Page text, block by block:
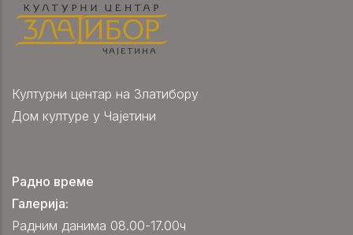
Културни центар на Златибору
Дом културе у Чајетини
Радно време
Галерија:
Радним данима 08.00-17.00ч